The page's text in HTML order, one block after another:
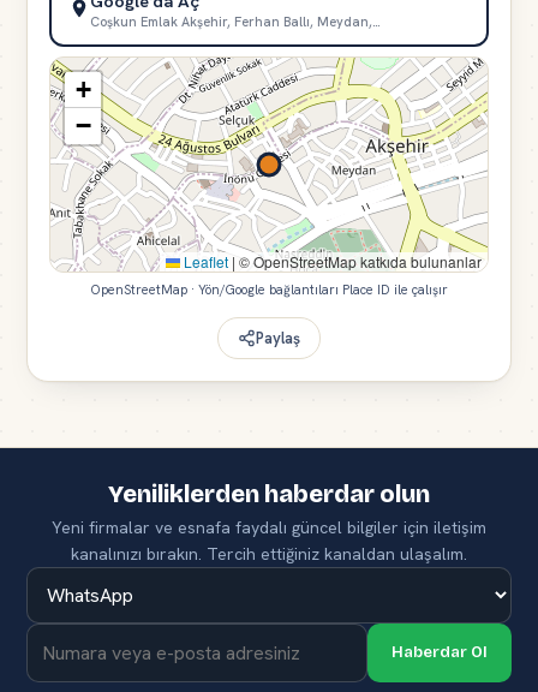
Coşkun Emlak Akşehir, Ferhan Ballı, Meydan,…
+
−
Leaflet | © OpenStreetMap katkıda bulunanlar
OpenStreetMap · Yön/Google bağlantıları Place ID ile çalışır
Paylaş
Yeniliklerden haberdar olun
Yeni firmalar ve esnafa faydalı güncel bilgiler için iletişim
kanalınızı bırakın. Tercih ettiğiniz kanaldan ulaşalım.
Haberdar Ol